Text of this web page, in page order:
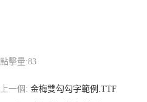
點擊量:83
上一個: 金梅雙勾勾字範例.TTF